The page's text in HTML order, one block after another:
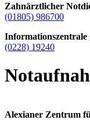
Zahnärztlicher
(01805) 986700
Informationszentrale
(0228) 19240
Alexianer Zentrum